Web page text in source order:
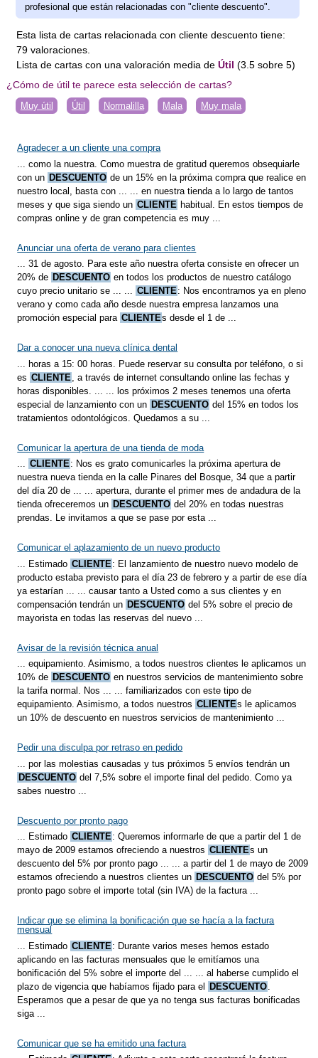
profesional que están relacionadas con "cliente descuento".
Esta lista de cartas relacionada con cliente descuento tiene:
79 valoraciones
Lista de cartas con una valoración media deÚtil (3.5 sobre5)
¿Cómo de útil te parece esta selección de cartas?
Muy útil Útil Normalilla Mala Muy mala
Agradecer a un cliente una compra
... como la nuestra. Como muestra de gratitud queremos obsequiarle
con un DESCUENTO de un 15% en la próxima compra que realice en
nuestro local, basta con ... ... en nuestra tienda a lo largo de tantos
meses y que siga siendo un CLIENTE habitual. En estos tiempos de
compras online y de gran competencia es muy ...
Anunciar una oferta de verano para clientes
... 31 de agosto. Para este año nuestra oferta consiste en ofrecer un
20% de DESCUENTO en todos los productos de nuestro catálogo
cuyo precio unitario se ... ... CLIENTE: Nos encontramos ya en pleno
verano y como cada año desde nuestra empresa lanzamos una
promoción especial para CLIENTEs desde el 1 de ...
Dar a conocer una nueva clínica dental
... horas a 15: 00 horas. Puede reservar su consulta por teléfono, o si
es CLIENTE
, a través de internet consultando online las fechas y
horas disponibles. ... ... los próximos 2 meses tenemos una oferta
especial de lanzamiento con un DESCUENTO del 15% en todos los
tratamientos odontológicos. Quedamos a su ...
Comunicar la apertura de una tienda de moda
... CLIENTE: Nos es grato comunicarles la próxima apertura de
nuestra nueva tienda en la calle Pinares del Bosque, 34 que a partir
del día 20 de ... ... apertura, durante el primer mes de andadura de la
tienda ofreceremos un DESCUENTO del 20% en todas nuestras
prendas. Le invitamos a que se pase por esta ...
Comunicar el aplazamiento de un nuevo producto
... Estimado CLIENTE : El lanzamiento de nuestro nuevo modelo de
producto estaba previsto para el día 23 de febrero y a partir de ese día
ya estarían ... ... causar tanto a Usted como a sus clientes y en
compensación tendrán un DESCUENTO del 5% sobre el precio de
mayorista en todas las reservas del nuevo ...
Avisar de la revisión técnica anual
... equipamiento. Asimismo, a todos nuestros clientes le aplicamos un
10% de DESCUENTO en nuestros servicios de mantenimiento sobre
la tarifa normal. Nos ... ... familiarizados con este tipo de
equipamiento. Asimismo, a todos nuestros CLIENTEs le aplicamos
un 10% de descuento en nuestros servicios de mantenimiento ...
Pedir una disculpa por retraso en pedido
... por las molestias causadas y tus próximos 5 envíos tendrán un
DESCUENTO del 7,5% sobre el importe final del pedido. Como ya
sabes nuestro ...
Descuento por pronto pago
... Estimado CLIENTE: Queremos informarle de que a partir del 1 de
mayo de 2009 estamos ofreciendo a nuestros CLIENTEs un
descuento del 5% por pronto pago ... ... a partir del 1 de mayo de 2009
estamos ofreciendo a nuestros clientes un DESCUENTO del 5% por
pronto pago sobre el importe total (sin IVA) de la factura ...
Indicar que se elimina la bonificación que se hacía a la factura
mensual
... Estimado CLIENTE : Durante varios meses hemos estado
aplicando en las facturas mensuales que le emitíamos una
bonificación del 5% sobre el importe del ... ... al haberse cumplido el
plazo de vigencia que habíamos fijado para el DESCUENTO
Esperamos que a pesar de que ya no tenga sus facturas bonificadas
siga ...
Comunicar que se ha emitido una factura